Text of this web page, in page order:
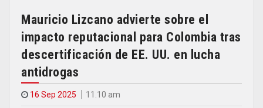
Mauricio Lizcano advierte sobre el
impacto reputacional para Colombia tras
descertificación de EE. UU. en lucha
antidrogas
16 Sep 2025 11.10 am